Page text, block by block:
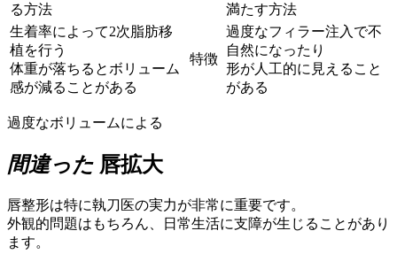
る方法
満たす方法
生着率によって2次脂肪移
植を行う
体重が落ちるとボリューム
感が減ることがある
特徴
過度なフィラー注入で不
自然になったり
形が人工的に見えること
がある
過度なボリュームによる
間違った 唇拡大
唇整形は特に執刀医の実力が非常に重要です。
外観的問題はもちろん、日常生活に支障が生じることがあり
ます。